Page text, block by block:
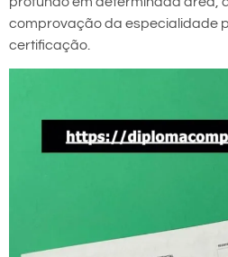
comprovação da especialidade
certificação.